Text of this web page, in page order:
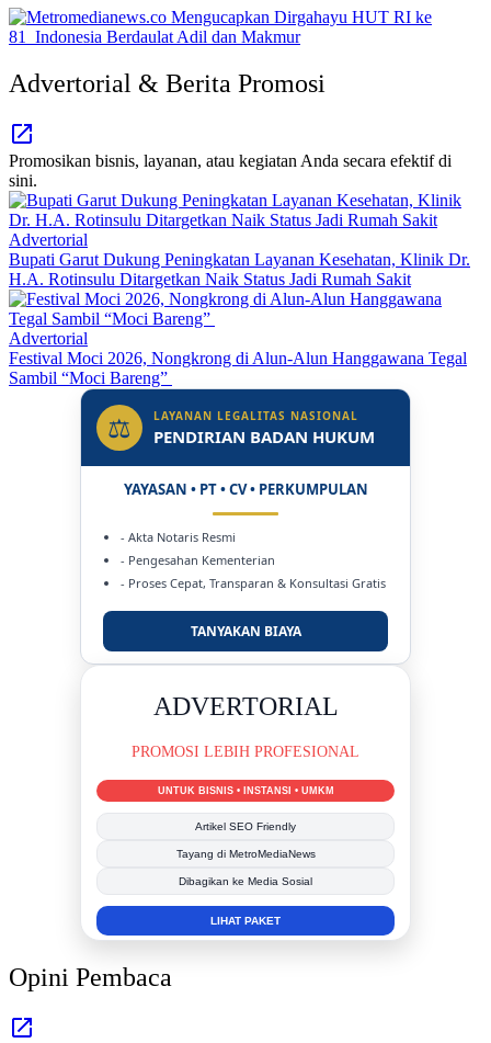
Advertorial & Berita Promosi
Promosikan bisnis, layanan, atau kegiatan Anda secara efektif di
sini.
Advertorial
Bupati Garut Dukung Peningkatan Layanan Kesehatan, Klinik Dr.
H.A. Rotinsulu Ditargetkan Naik Status Jadi Rumah Sakit
Advertorial
Festival Moci 2026, Nongkrong di Alun-Alun Hanggawana Tegal
Sambil “Moci Bareng”
⚖ LAYANAN LEGALITAS NASIONAL
PENDIRIAN BADAN HUKUM
YAYASAN • PT • CV • PERKUMPULAN
- Akta Notaris Resmi
- Pengesahan Kementerian
- Proses Cepat, Transparan & Konsultasi Gratis
TANYAKAN BIAYA
DUKUNG KAMI
BERSAMA METROMEDIANEWS.CO
MEDIA INFORMASI TERPERCAYA
Publikasi Kegiatan
Berita Promosi
Tingkatkan Branding Anda
INFO SELENGKAPNYA
Opini Pembaca